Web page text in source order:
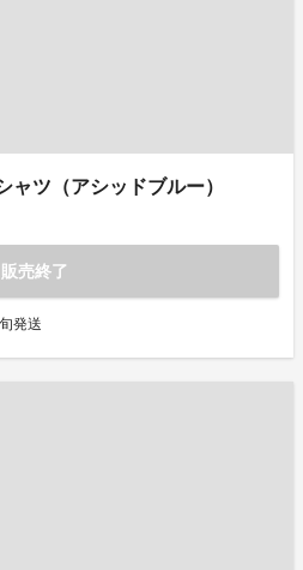
ャツ（アシッドブルー）
販売終了
発送